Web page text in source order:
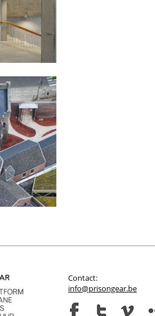
Contact:
info@prisongear.be